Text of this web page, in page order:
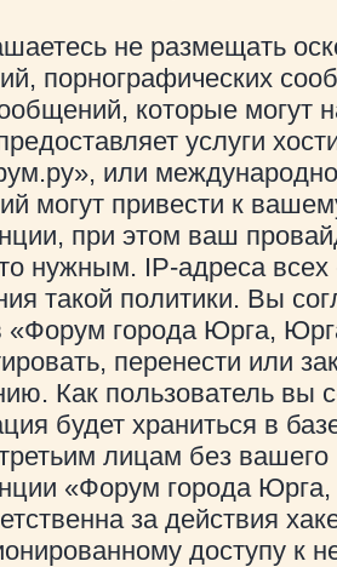
не размещать
порнографических
которые могут
услуги
или
могут привести к
при этом ваш
нужным. IP-адреса
такой политики. Вы
города Юрга,
перенести или
Как пользователь вы
будет храниться в
лицам без
«Форум города
за действия
доступу к